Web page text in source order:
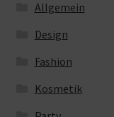
Allgemein
Design
Fashion
Kosmetik